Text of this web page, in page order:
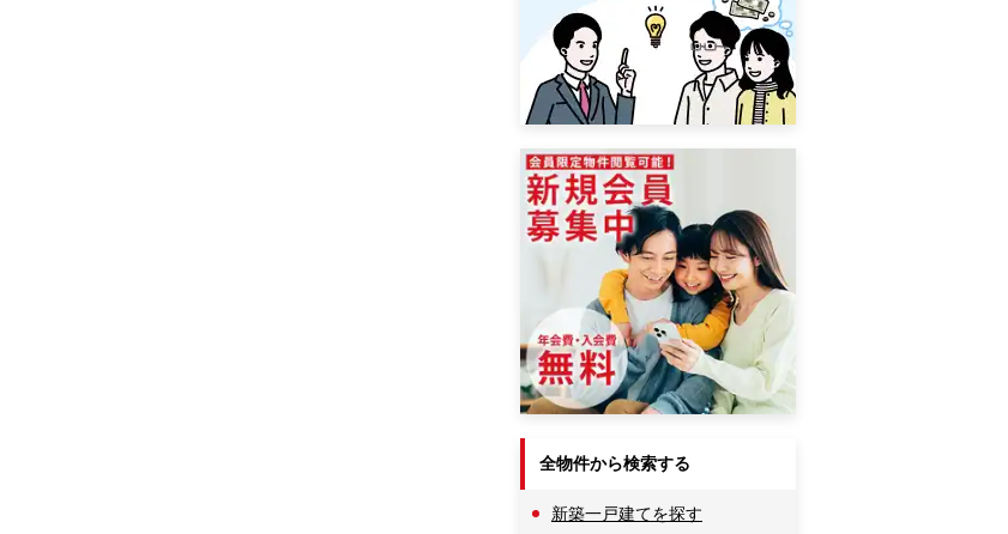
全物件から検索する
新築一戸建てを探す